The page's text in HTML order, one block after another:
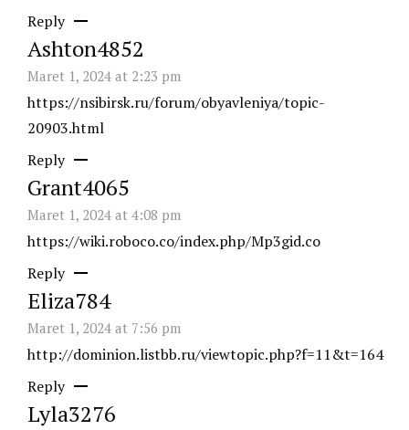
Reply
Ashton4852
Maret 1, 2024 at 2:23 pm
https://nsibirsk.ru/forum/obyavleniya/topic-
20903.html
Reply
Grant4065
Maret 1, 2024 at 4:08 pm
https://wiki.roboco.co/index.php/Mp3gid.co
Reply
Eliza784
Maret 1, 2024 at 7:56 pm
http://dominion.listbb.ru/viewtopic.php?f=11&t=164
Reply
Lyla3276